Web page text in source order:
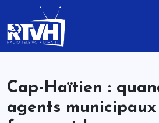
Cap-Haïtien :
agents municipaux